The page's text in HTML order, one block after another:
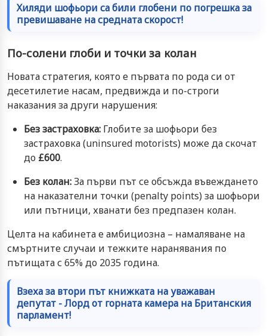
Хиляди шофьори са били глобени по погрешка за
превишаване на средната скорост!
По-солени глоби и точки за колан
Новата стратегия, която е първата по рода си от
десетилетие насам, предвижда и по-строги
наказания за други нарушения:
Без застраховка: Глобите за шофьори без
застраховка (uninsured motorists) може да скочат
до £600.
Без колан:За първи път се обсъжда въвеждането
на наказателни точки (penalty points) за шофьори
или пътници, хванати без предпазен колан.
Целта на кабинета е амбициозна – намаляване на
смъртните случаи и тежките наранявания по
пътищата с 65% до 2035 година.
Взеха за втори път книжката на уважаван
депутат - Лорд от горната камера на Британския
парламент!